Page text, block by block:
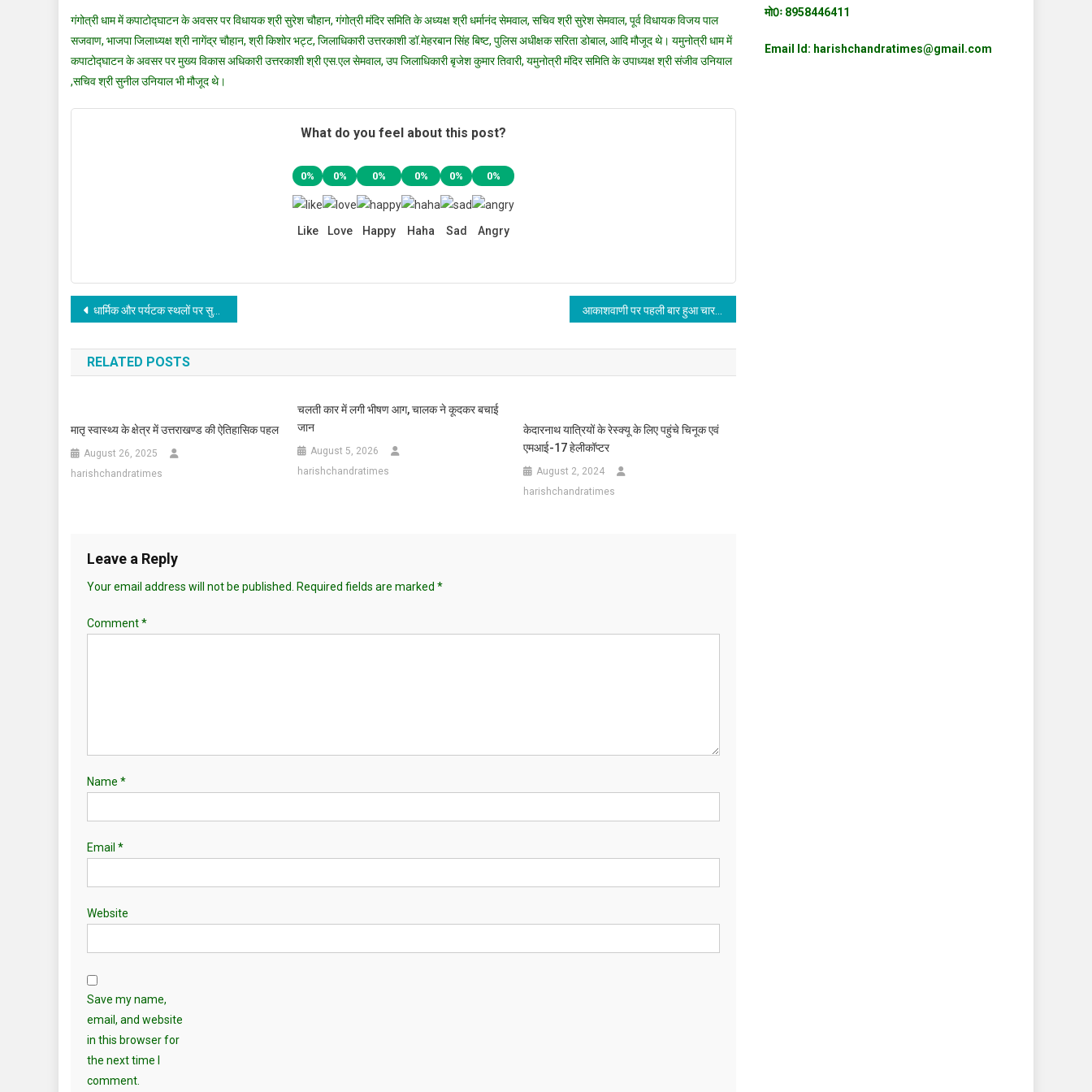
गंगोत्री धाम में कपाटोद्घाटन के अवसर पर विधायक श्री सुरेश चौहान, गंगोत्री मंदिर समिति के अध्यक्ष श्री धर्मानंद सेमवाल, सचिव श्री सुरेश सेमवाल, पूर्व विधायक विजय पाल
सजवाण, भाजपा जिलाध्यक्ष श्री नागेंद्र चौहान, श्री किशोर भट्ट, जिलाधिकारी उत्तरकाशी डॉ.मेहरबान सिंह बिष्ट, पुलिस अधीक्षक सरिता डोबाल, आदि मौजूद थे। यमुनोत्री धाम में
कपाटोद्घाटन के अवसर पर मुख्य विकास अधिकारी उत्तरकाशी श्री एस.एल सेमवाल, उप जिलाधिकारी बृजेश कुमार तिवारी, यमुनोत्री मंदिर समिति के उपाध्यक्ष श्री संजीव उनियाल
,सचिव श्री सुनील उनियाल भी मौजूद थे।
What do you feel about this post?
0%
Like
0%
Love
0%
Happy
0%
Haha
0%
Sad
0%
Angry
Post
navigation
धार्मिक और पर्यटक स्थलों पर सुरक्षा व्यवस्था चाक चौबंद रखी जाए आकाशवाणी पर पहली बार हुआ चार धाम यात्रा का सजीव प्रसारण
RELATED POSTS
मातृ स्वास्थ्य के क्षेत्र में उत्तराखण्ड की ऐतिहासिक पहल
August 26, 2025
harishchandratimes
चलती कार में लगी भीषण आग, चालक ने कूदकर बचाई
जान
August 5, 2026
harishchandratimes
केदारनाथ यात्रियों के रेस्क्यू के लिए पहुंचे चिनूक एवं
एमआई-17 हेलीकॉप्टर
August 2, 2024
harishchandratimes
Leave a Reply
Your email address will not be published. Required fields are marked *
Comment*
Name *
Email *
Website
Save my name,
email, and website
in this browser for
the next time I
comment.
मो0ः 8958446411
Email Id: harishchandratimes@gmail.com